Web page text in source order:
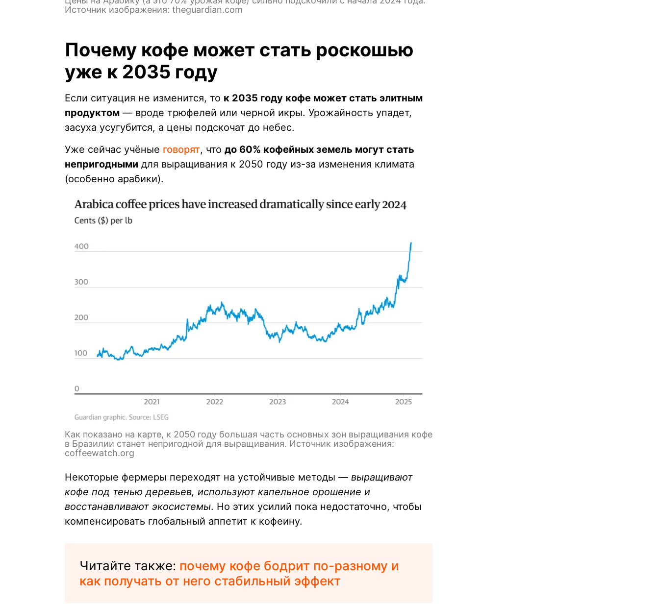
Источник изображения: theguardian.com
Почему кофе может стать роскошью
уже к 2035 году
Если ситуация не изменится, то к 2035 году кофе может стать элитным
продуктом — вроде трюфелей или черной икры. Урожайность упадет,
засуха усугубится, а цены подскочат до небес.
Уже сейчас учёные говорят, что до 60% кофейных земель могут стать
непригодными для выращивания к 2050 году из-за изменения климата
(особенно арабики).
Как показано на карте, к 2050 году большая часть основных зон выращивания кофе
в Бразилии станет непригодной для выращивания. Источник изображения:
coffeewatch.org
Некоторые фермеры переходят на устойчивые методы — выращивают
кофе под тенью деревьев, используют капельное орошение и
восстанавливают экосистемы. Но этих усилий пока недостаточно, чтобы
компенсировать глобальный аппетит к кофеину.
Читайте также: почему кофе бодрит по-разному и
как получать от него стабильный эффект